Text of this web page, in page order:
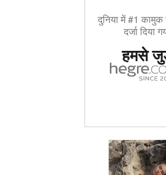
दुनिया में #1 कामुक
दर्जा दिया
हमसे